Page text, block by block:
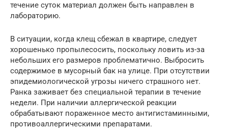
течение суток материал должен быть направлен в
лабораторию.
В ситуации, когда клещ сбежал в квартире, следует
хорошенько пропылесосить, поскольку ловить из-за
небольших его размеров проблематично. Выбросить
содержимое в мусорный бак на улице. При отсутствии
эпидемиологической угрозы ничего страшного нет.
Ранка заживает без специальной терапии в течение
недели. При наличии аллергической реакции
обрабатывают пораженное место антигистаминными,
противоаллергическими препаратами.